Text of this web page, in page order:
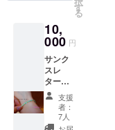
す
る
10,
000 円
サンク
スレ
ター
（メー
ル含
む）&
チーム
支援
者：
7人